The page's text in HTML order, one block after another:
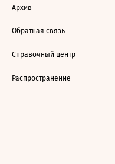
Архив
Обратная связь
Справочный центр
Распространение